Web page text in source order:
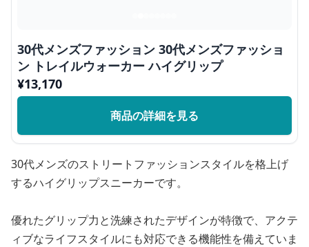
30代メンズファッション 30代メンズファッショ
ン トレイルウォーカー ハイグリップ
¥13,170
商品の詳細を見る
30代メンズのストリートファッションスタイルを格上げ
するハイグリップスニーカーです。
優れたグリップ力と洗練されたデザインが特徴で、アクテ
ィブなライフスタイルにも対応できる機能性を備えていま